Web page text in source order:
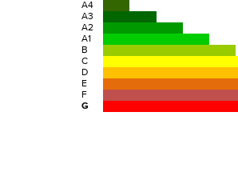
A4
A3
A2
A1
B
C
D
E
F
G